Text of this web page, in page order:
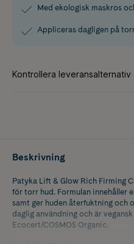
Med ekologisk maskros
Appliceras dagligen på
Beskrivning
Patyka Lift & Glow Rich Firming
för torr hud. Formulan innehåller
samt ger huden återfuktning och
daglig användning och är
Ecocert/COSMOS Organic.